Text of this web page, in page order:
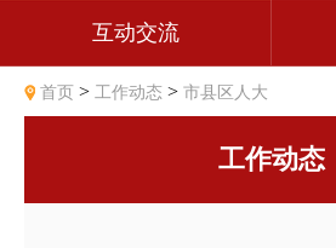
互动交流
首页 > 工作动态 > 市县区人大
工作动态